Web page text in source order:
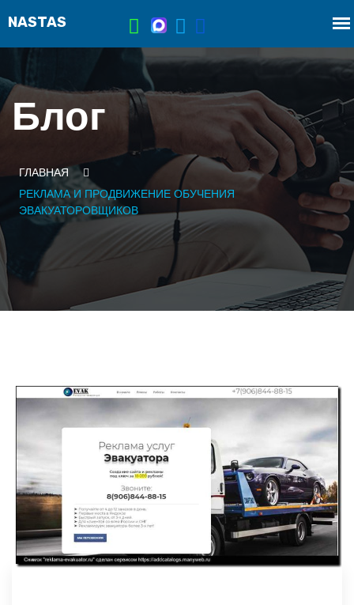
Блог
ГЛАВНАЯ
РЕКЛАМА И ПРОДВИЖЕНИЕ ОБУЧЕНИЯ
ЭВАКУАТОРОВЩИКОВ